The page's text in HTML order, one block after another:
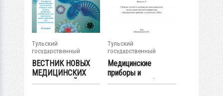
Тульский
государственный
университет
ВЕСТНИК НОВЫХ
МЕДИЦИНСКИХ
ТЕХНОЛОГИЙ:...
Тульский
государственный
университет
Медицинские
приборы и
технологии: сборник